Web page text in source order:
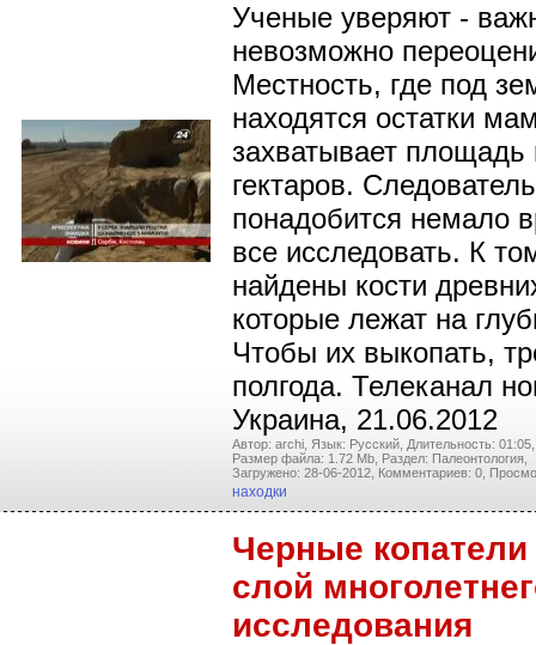
Ученые уверяют -
невозможно
Местность, где под
находятся остатки
захватывает площадь
гектаров.
понадобится немало
все исследовать. К
найдены кости
которые лежат на
Чтобы их выкопать,
полгода. Телеканал
Украина, 21.06.2012
Автор: archi, Язык: Русский, Длительность: 01:05,
Размер файла: 1.72 Mb, Раздел: Палеонтология,
Загружено: 28-06-2012, Комментариев: 0,
находки
Черные
слой
исследования